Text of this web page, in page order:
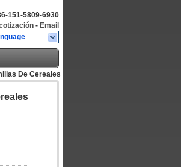
151-5809-6930
- Email
De Cereales